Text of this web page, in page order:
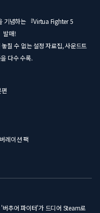
기념하는 『Virtua Fighter 5
발매!
칠 수 없는 설정 자료집, 사운드트
다수 수록.
레이션 팩
버추어 파이터'가 드디어 Steam로